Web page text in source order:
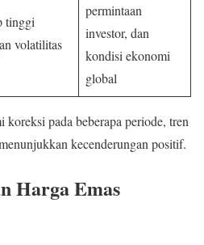
tinggi
volatilitas
permintaan
investor, dan
kondisi ekonomi
global
koreksi pada beberapa periode, tren
kecenderungan positif.
Harga Emas